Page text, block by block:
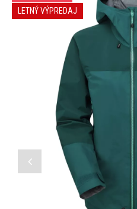
LETNÝ VÝPREDAJ